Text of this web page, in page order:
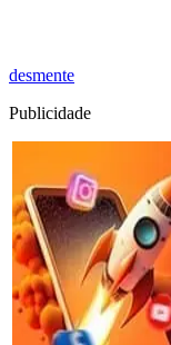
desmente
Publicidade